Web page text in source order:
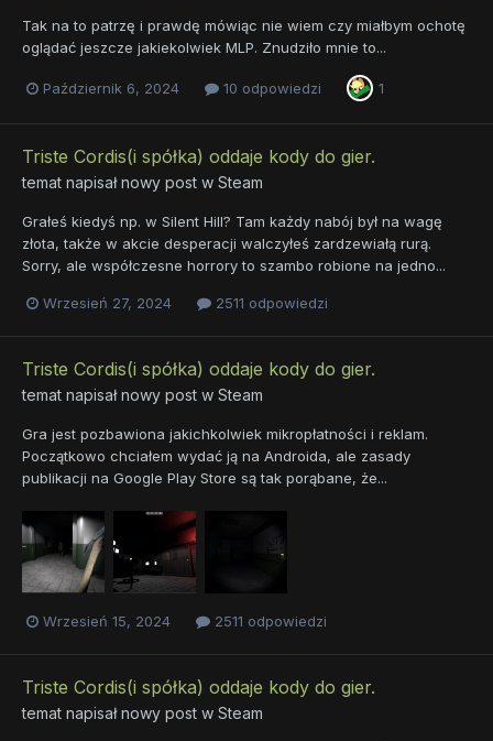
Tak na to patrzę i prawdę mówiąc nie wiem czy miałbym ochotę
oglądać jeszcze jakiekolwiek MLP. Znudziło mnie to...
Październik 6, 2024 10 odpowiedzi 1
Triste Cordis(i spółka) oddaje kody do gier.
temat napisał nowy post w Steam
Grałeś kiedyś np. w Silent Hill? Tam każdy nabój był na wagę
złota, także w akcie desperacji walczyłeś zardzewiałą rurą.
Sorry, ale współczesne horrory to szambo robione na jedno...
Wrzesień 27, 2024 2511 odpowiedzi
Triste Cordis(i spółka) oddaje kody do gier.
temat napisał nowy post w Steam
Gra jest pozbawiona jakichkolwiek mikropłatności i reklam.
Początkowo chciałem wydać ją na Androida, ale zasady
publikacji na Google Play Store są tak porąbane, że...
Wrzesień 15, 2024 2511 odpowiedzi
Triste Cordis(i spółka) oddaje kody do gier.
temat napisał nowy post w Steam